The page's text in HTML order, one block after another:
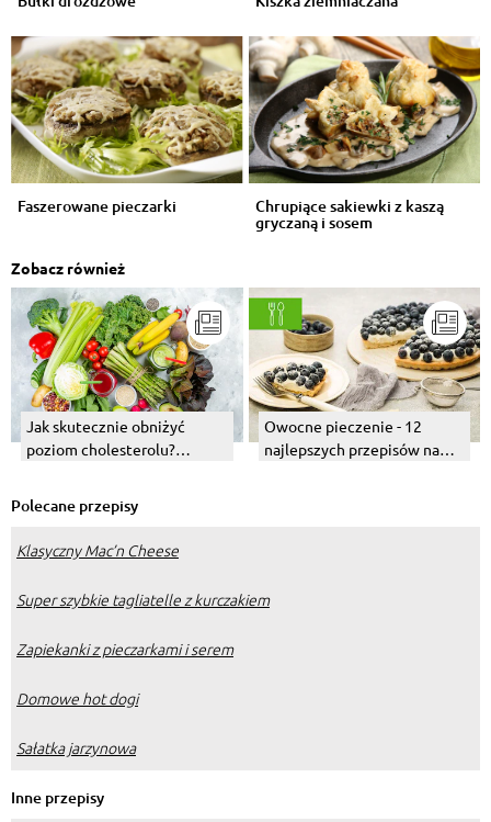
Faszerowane pieczarki Chrupiące sakiewki z kaszą
gryczaną i sosem
Zobacz również
Jak skutecznie obniżyć
poziom cholesterolu?
poradnictwa dietetycznego
Owocne pieczenie - 12
najlepszych przepisów na
Polecane przepisy
Klasyczny Mac’n Cheese
Super szybkie tagliatelle z kurczakiem
Zapiekanki z pieczarkami i serem
Domowe hot dogi
Sałatka jarzynowa
Inne przepisy